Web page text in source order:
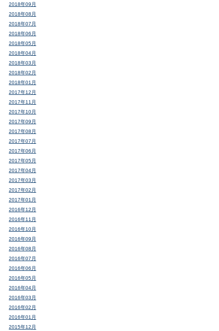
2018年09月
2018年08月
2018年07月
2018年06月
2018年05月
2018年04月
2018年03月
2018年02月
2018年01月
2017年12月
2017年11月
2017年10月
2017年09月
2017年08月
2017年07月
2017年06月
2017年05月
2017年04月
2017年03月
2017年02月
2017年01月
2016年12月
2016年11月
2016年10月
2016年09月
2016年08月
2016年07月
2016年06月
2016年05月
2016年04月
2016年03月
2016年02月
2016年01月
2015年12月